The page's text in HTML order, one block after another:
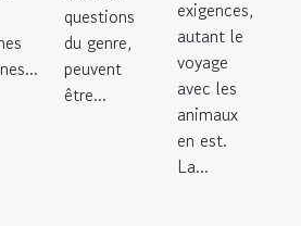
questions
du genre,
peuvent
être...
exigences,
autant le
voyage
avec les
animaux
en est.
La...